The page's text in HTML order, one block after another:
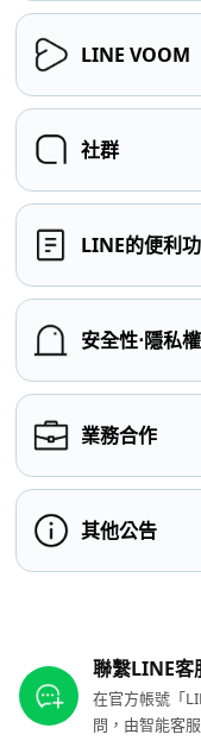
LINE VOOM
社群
LINE的便利
安全性⋅隱私權
業務合作
其他公告
聯繫LINE客
在官方帳號「
問，由智能客